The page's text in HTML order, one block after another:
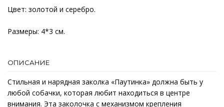
Цвет: золотой и серебро.
Размеры: 4*3 см.
ОПИСАНИЕ
Стильная и нарядная заколка «Паутинка» должна быть у
любой собачки, которая любит находиться в центре
внимания. Эта заколочка с механизмом крепления